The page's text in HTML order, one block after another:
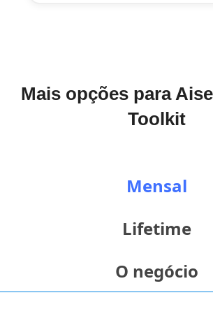
Mais opções para
Toolkit
Mensal
Lifetime
O negócio